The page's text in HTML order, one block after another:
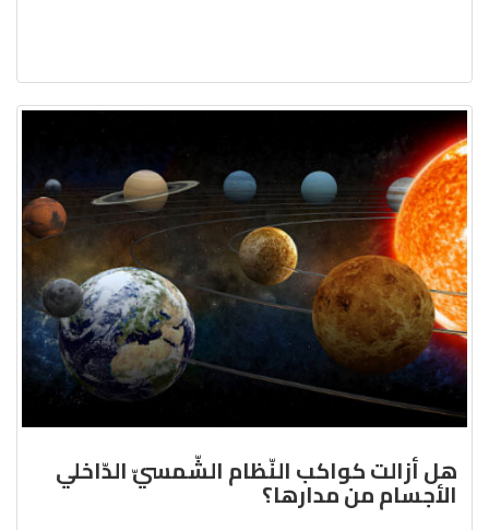
هل أزالت كواكب النّظام الشّمسيّ الدّاخلي
الأجسام من مدارها؟